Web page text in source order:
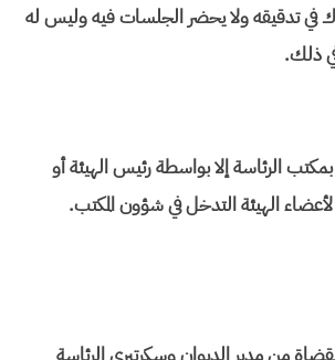
في تدقيقه ولا يحضر الجلسات فيه وليس له
ذلك.
الرئاسة إلا بواسطة رئيس الهيئة أو
الهيئة التدخل في شؤون المكتب.